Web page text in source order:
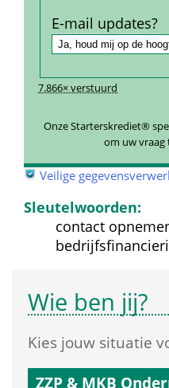
7.866× verstuurd
Onze Starterskrediet®
om uw
E-mail updates?
Veilige
Sleutelwoorden:
contact
Wie ben jij?
Kies jouw situatie
ZZP & MKB